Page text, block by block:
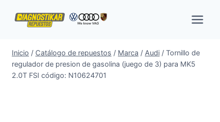
Inicio / Catálogo de repuestos / Marca / Audi / Tornillo de
regulador de presion de gasolina (juego de 3) para MK5
2.0T FSI código: N10624701